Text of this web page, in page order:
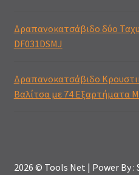
Δραπανοκατσάβιδο δύο
DF031DSMJ
Δραπανοκατσάβιδο
Βαλίτσα με 74 Εξαρτήματα
2026 © Tools Net | Power By